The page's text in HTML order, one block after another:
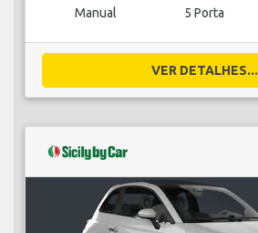
Manual 5 Porta
VER DETALHES...